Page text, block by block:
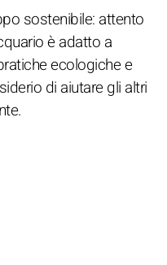
sostenibile: attento
è adatto a
ecologiche e
di aiutare gli altri